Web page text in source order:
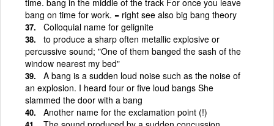
bang on time for work. = right see also big bang theory
Colloquial name for gelignite
to produce a sharp often metallic explosive or
percussive sound; "One of them banged the sash of the
window nearest my bed"
A bang is a sudden loud noise such as the noise of
an explosion. I heard four or five loud bangs She
slammed the door with a bang
Another name for the exclamation point (!)